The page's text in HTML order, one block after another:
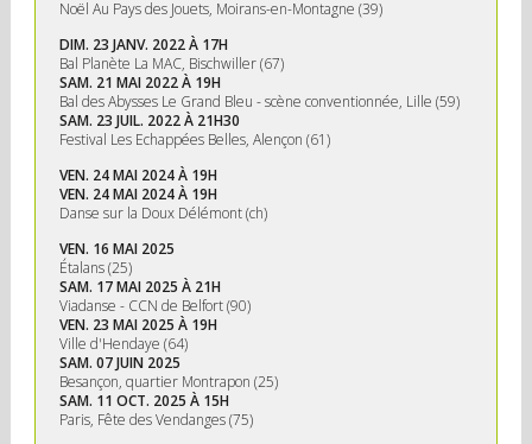
Noël Au Pays des Jouets, Moirans-en-Montagne (39)
DIM. 23 JANV. 2022 À 17H
Bal Planète La MAC, Bischwiller (67)
SAM. 21 MAI 2022 À 19H
Bal des Abysses Le Grand Bleu - scène conventionnée, Lille (59)
SAM. 23 JUIL. 2022 À 21H30
Festival Les Echappées Belles, Alençon (61)
VEN. 24 MAI 2024 À 19H
VEN. 24 MAI 2024 À 19H
Danse sur la Doux Délémont (ch)
VEN. 16 MAI 2025
Étalans (25)
SAM. 17 MAI 2025 À 21H
Viadanse - CCN de Belfort (90)
VEN. 23 MAI 2025 À 19H
Ville d'Hendaye (64)
SAM. 07 JUIN 2025
Besançon, quartier Montrapon (25)
SAM. 11 OCT. 2025 À 15H
Paris, Fête des Vendanges (75)